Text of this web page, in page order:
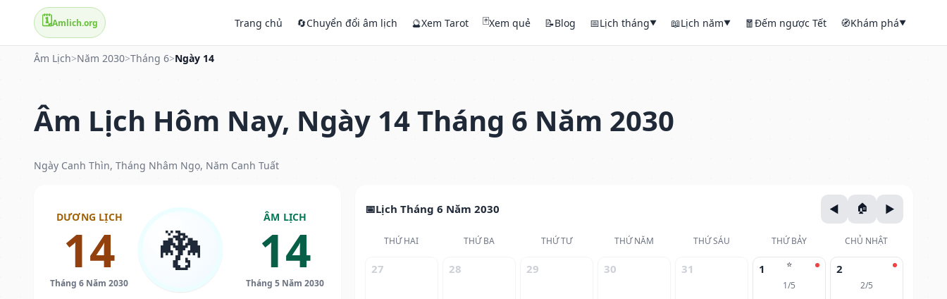
🗓️Amlich.org Trang chủ 🔄Chuyển đổi âm lịch 🔮Xem Tarot 🃏Xem quẻ 📝Blog 📅Lịch tháng▼ 📖Lịch năm▼ 🧧Đếm ngược Tết 🧭Khám phá▼
Âm Lịch>Năm 2030>Tháng 6>Ngày 14
Âm Lịch Hôm Nay, Ngày 14 Tháng 6 Năm 2030
Ngày Canh Thìn, Tháng Nhâm Ngọ, Năm Canh Tuất
DƯƠNG LỊCH
14
Tháng 6 Năm 2030
🐉
ÂM LỊCH
14
Tháng 5 Năm 2030
Lịch Tháng 6 Năm 2030
THỨ HAI THỨ BA THỨ TƯ THỨ NĂM THỨ SÁU THỨ BẢY CHỦ NHẬT
27 28 29 30 31 ⭐
1
1/5
2
2/5